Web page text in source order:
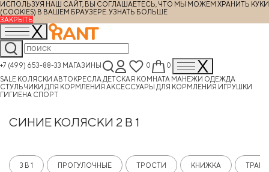
ИСПОЛЬЗУЯ НАШ САЙТ, ВЫ СОГЛАШАЕТЕСЬ, ЧТО МЫ МОЖЕМ ХРАНИТЬ КУКИ
(COOKIES) В ВАШЕМ БРАУЗЕРЕ. УЗНАТЬ БОЛЬШЕ
ЗАКРЫТЬ
+7 (499) 653-88-33 МАГАЗИНЫ 0
0
SALE КОЛЯСКИ АВТОКРЕСЛА ДЕТСКАЯ КОМНАТА МАНЕЖИ ОДЕЖДА
СТУЛЬЧИКИ ДЛЯ КОРМЛЕНИЯ АКСЕССУАРЫ ДЛЯ КОРМЛЕНИЯ ИГРУШКИ
ГИГИЕНА СПОРТ
СИНИЕ КОЛЯСКИ 2 В 1
3 В 1 ПРОГУЛОЧНЫЕ ТРОСТИ КНИЖКА